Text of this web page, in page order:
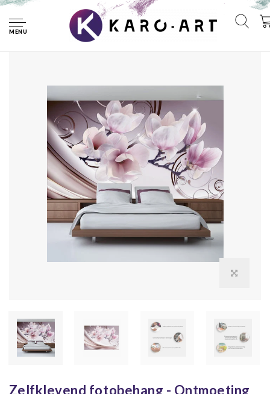
MENU
Zelfklevend fotobehang - Ontmoeting met Magnolia's ,
Premium Print
Zelfklevend fotobehang - Ontmoeting